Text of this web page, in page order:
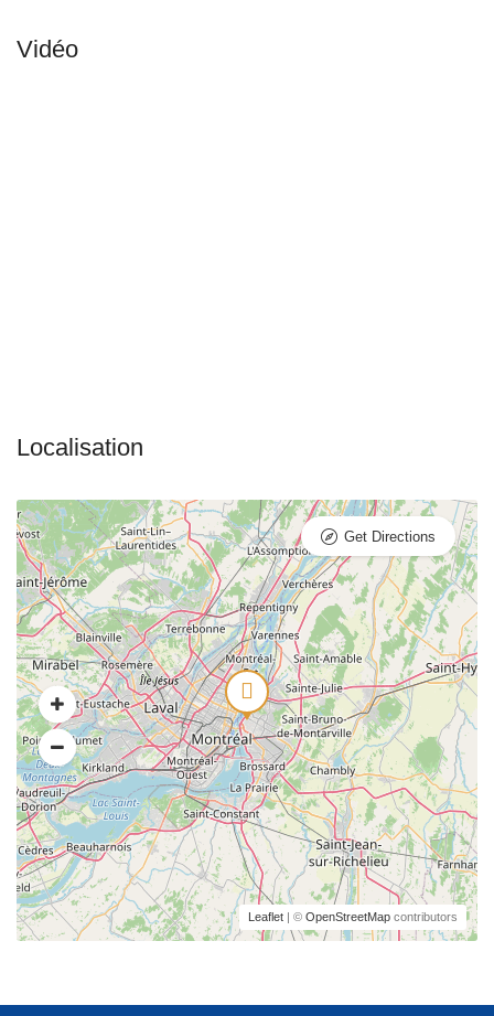
Leaflet | © OpenStreetMap contributors
Get Directions